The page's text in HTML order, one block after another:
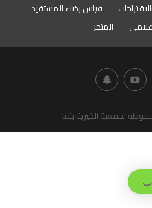
قياس رضاء المستفيد
المتجر
لجمعية الخيرية بقيا